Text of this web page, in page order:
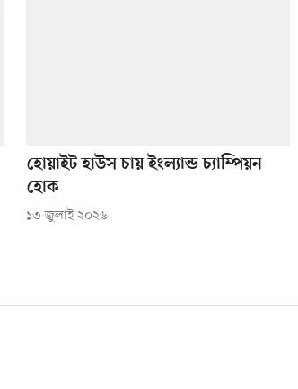
হোয়াইট হাউস চায় ইংল্যান্ড চ্যাম্পিয়ন
হোক
১৩ জুলাই ২০২৬